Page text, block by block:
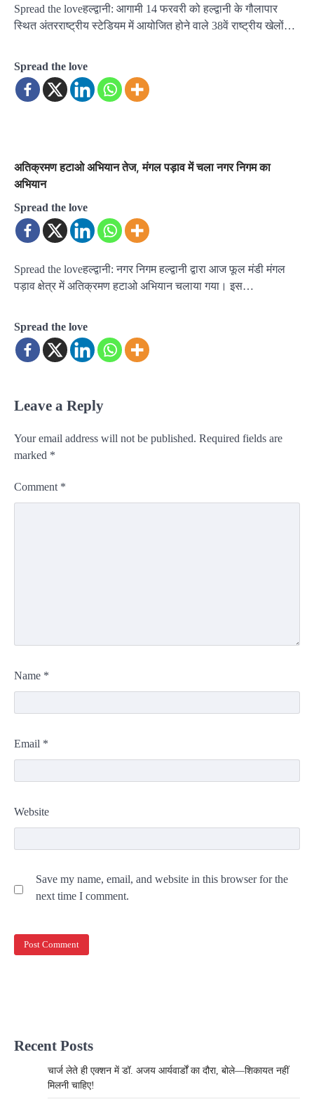
Spread the loveहल्द्वानी: आगामी 14 फरवरी को हल्द्वानी के गौलापार
स्थित अंतरराष्ट्रीय स्टेडियम में आयोजित होने वाले 38वें राष्ट्रीय खेलों…
Spread the love
अतिक्रमण हटाओ अभियान तेज, मंगल पड़ाव में चला नगर निगम का
अभियान
Spread the love
Spread the loveहल्द्वानी: नगर निगम हल्द्वानी द्वारा आज फूल मंडी मंगल
पड़ाव क्षेत्र में अतिक्रमण हटाओ अभियान चलाया गया। इस…
Spread the love
Leave a Reply
Your email address will not be published. Required fields are
marked *
Comment *
Name *
Email *
Website
Save my name, email, and website in this browser for the
next time I comment.
Recent Posts
चार्ज लेते ही एक्शन में डॉ. अजय आर्यवार्डों का दौरा, बोले—शिकायत नहीं
मिलनी चाहिए!